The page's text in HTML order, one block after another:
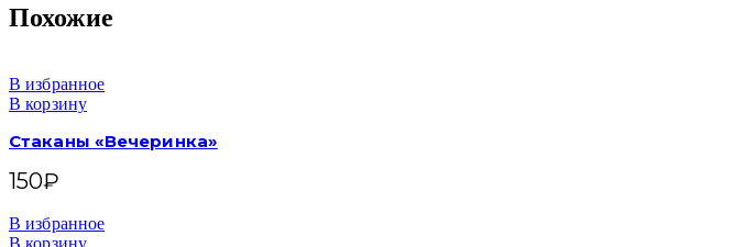
Похожие
В избранное
В корзину
Стаканы «Вечеринка»
150₽
В избранное